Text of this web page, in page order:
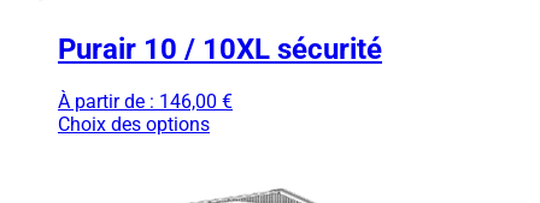
Purair 10 / 10XL sécurité
À partir de : 146,00 €
Choix des options